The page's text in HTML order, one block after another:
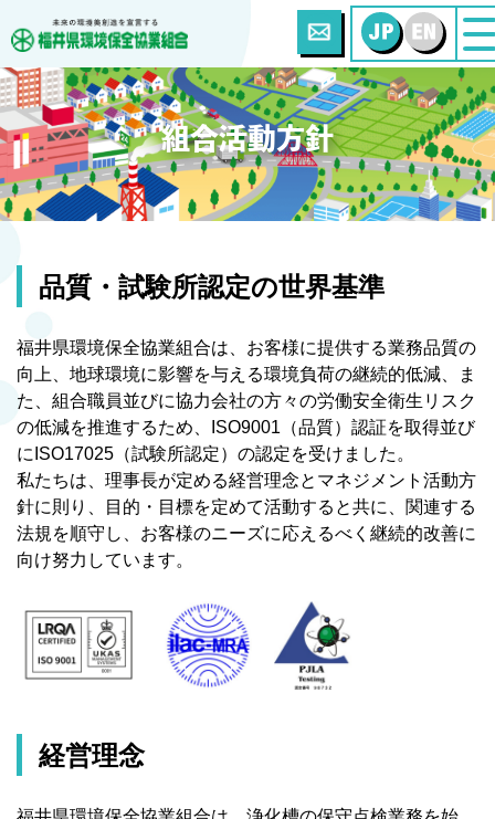
組合活動方針
品質・試験所認定の世界基準
福井県環境保全協業組合は、お客様に提供する業務品質の
向上、地球環境に影響を与える環境負荷の継続的低減、ま
た、組合職員並びに協力会社の方々の労働安全衛生リスク
の低減を推進するため、ISO9001（品質）認証を取得並び
にISO17025（試験所認定）の認定を受けました。
私たちは、理事長が定める経営理念とマネジメント活動方
針に則り、目的・目標を定めて活動すると共に、関連する
法規を順守し、お客様のニーズに応えるべく継続的改善に
向け努力しています。
経営理念